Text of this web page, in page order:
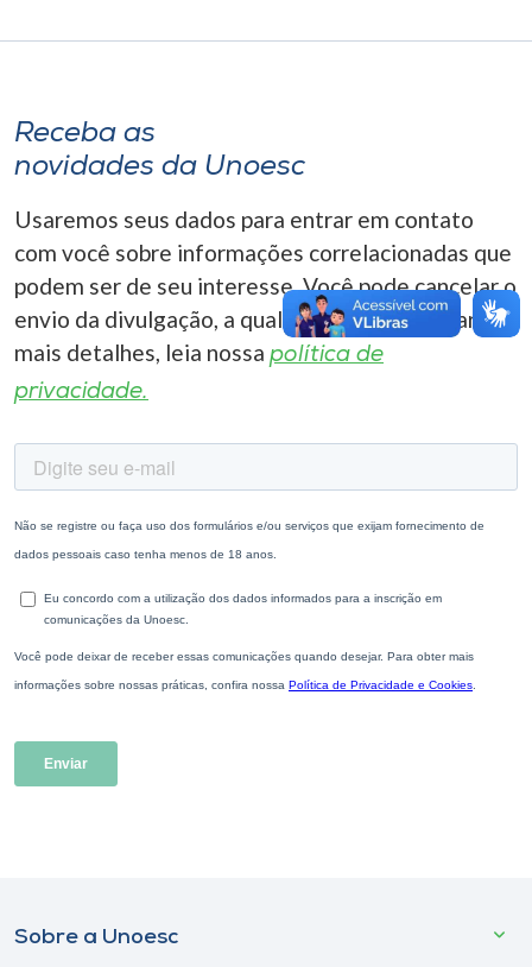
Receba as
novidades da Unoesc
Usaremos seus dados para entrar em contato
com você sobre informações correlacionadas que
podem ser de seu interesse. Você pode cancelar o
envio da divulgação, a qualquer momento. Para
mais detalhes, leia nossa política de
privacidade.
Sobre a Unoesc